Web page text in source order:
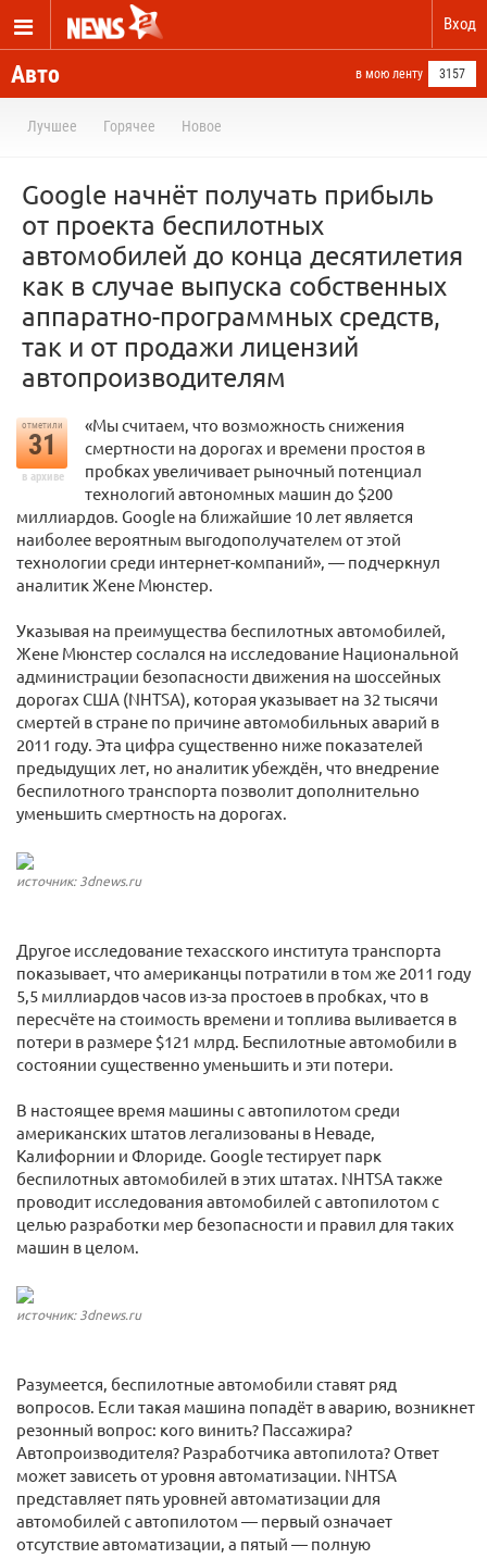
Вход
Авто в мою ленту 3157
Лучшее Горячее Новое
Google начнёт получать прибыль
от проекта беспилотных
автомобилей до конца десятилетия
как в случае выпуска собственных
аппаратно-программных средств,
так и от продажи лицензий
автопроизводителям
отметили
31
в архиве
«Мы считаем, что возможность снижения
смертности на дорогах и времени простоя в
пробках увеличивает рыночный потенциал
технологий автономных машин до $200
миллиардов. Google на ближайшие 10 лет является
наиболее вероятным выгодополучателем от этой
технологии среди интернет-компаний», — подчеркнул
аналитик Жене Мюнстер.
Указывая на преимущества беспилотных автомобилей,
Жене Мюнстер сослался на исследование Национальной
администрации безопасности движения на шоссейных
дорогах США (NHTSA), которая указывает на 32 тысячи
смертей в стране по причине автомобильных аварий в
2011 году. Эта цифра существенно ниже показателей
предыдущих лет, но аналитик убеждён, что внедрение
беспилотного транспорта позволит дополнительно
уменьшить смертность на дорогах.
источник: 3dnews.ru
Другое исследование техасского института транспорта
показывает, что американцы потратили в том же 2011 году
5,5 миллиардов часов из-за простоев в пробках, что в
пересчёте на стоимость времени и топлива выливается в
потери в размере $121 млрд. Беспилотные автомобили в
состоянии существенно уменьшить и эти потери.
В настоящее время машины с автопилотом среди
американских штатов легализованы в Неваде,
Калифорнии и Флориде. Google тестирует парк
беспилотных автомобилей в этих штатах. NHTSA также
проводит исследования автомобилей с автопилотом с
целью разработки мер безопасности и правил для таких
машин в целом.
источник: 3dnews.ru
Разумеется, беспилотные автомобили ставят ряд
вопросов. Если такая машина попадёт в аварию, возникнет
резонный вопрос: кого винить? Пассажира?
Автопроизводителя? Разработчика автопилота? Ответ
может зависеть от уровня автоматизации. NHTSA
представляет пять уровней автоматизации для
автомобилей с автопилотом — первый означает
отсутствие автоматизации, а пятый — полную